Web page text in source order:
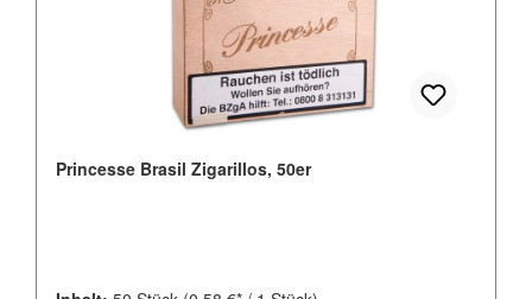
Princesse Brasil Zigarillos, 50er